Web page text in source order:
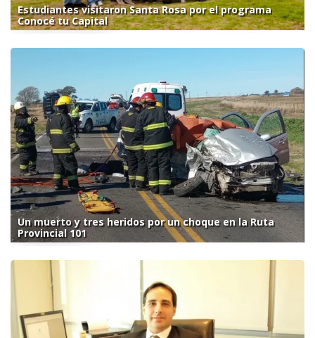
Estudiantes visitaron Santa Rosa por el programa
Conocé tu Capital
Un muerto y tres heridos por un choque en la Ruta
Provincial 101